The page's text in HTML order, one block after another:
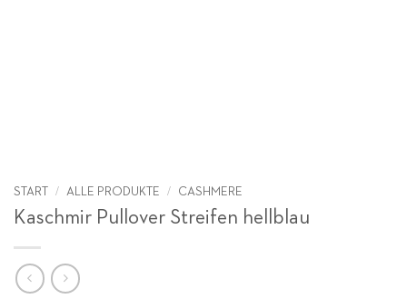
START / ALLE PRODUKTE / CASHMERE
Kaschmir Pullover Streifen hellblau